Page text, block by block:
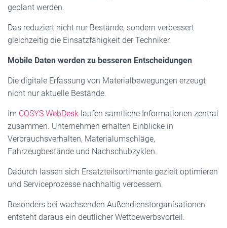
geplant werden.
Das reduziert nicht nur Bestände, sondern verbessert
gleichzeitig die Einsatzfähigkeit der Techniker.
Mobile Daten werden zu besseren Entscheidungen
Die digitale Erfassung von Materialbewegungen erzeugt
nicht nur aktuelle Bestände.
Im COSYS WebDesk laufen sämtliche Informationen zentral
zusammen. Unternehmen erhalten Einblicke in
Verbrauchsverhalten, Materialumschläge,
Fahrzeugbestände und Nachschubzyklen.
Dadurch lassen sich Ersatzteilsortimente gezielt optimieren
und Serviceprozesse nachhaltig verbessern.
Besonders bei wachsenden Außendienstorganisationen
entsteht daraus ein deutlicher Wettbewerbsvorteil.